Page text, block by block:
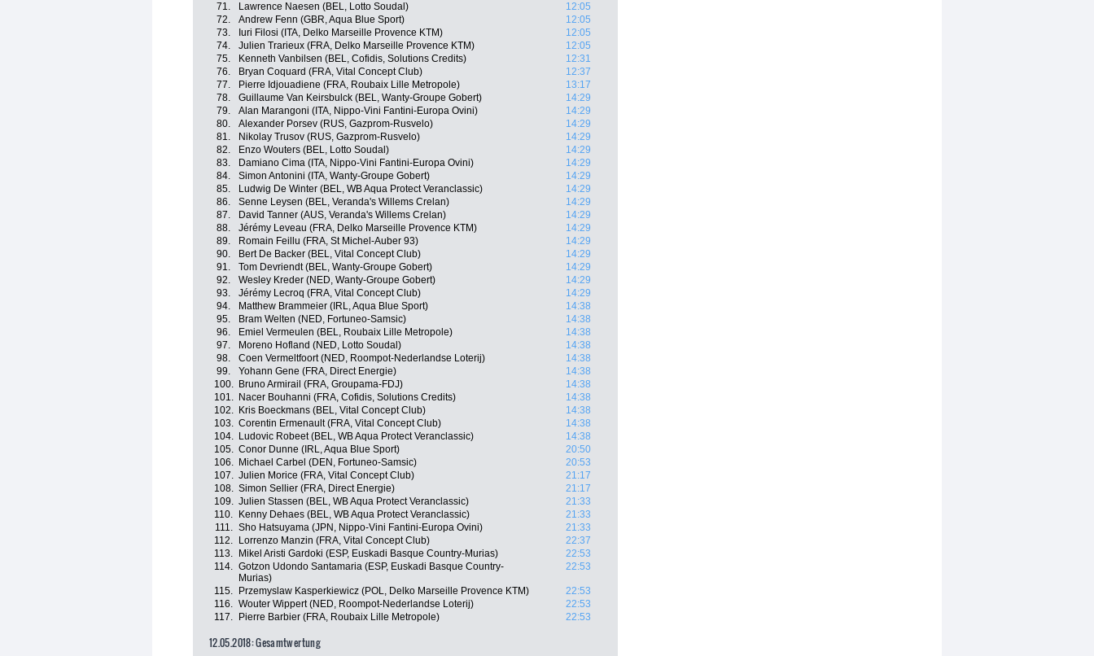
71.
Lawrence Naesen (BEL, Lotto Soudal)
12:05
72.
Andrew Fenn (GBR, Aqua Blue Sport)
12:05
73.
Iuri Filosi (ITA, Delko Marseille Provence KTM)
12:05
74.
Julien Trarieux (FRA, Delko Marseille Provence KTM)
12:05
75.
Kenneth Vanbilsen (BEL, Cofidis, Solutions Credits)
12:31
76.
Bryan Coquard (FRA, Vital Concept Club)
12:37
77.
Pierre Idjouadiene (FRA, Roubaix Lille Metropole)
13:17
78.
Guillaume Van Keirsbulck (BEL, Wanty-Groupe Gobert)
14:29
79.
Alan Marangoni (ITA, Nippo-Vini Fantini-Europa Ovini)
14:29
80.
Alexander Porsev (RUS, Gazprom-Rusvelo)
14:29
81.
Nikolay Trusov (RUS, Gazprom-Rusvelo)
14:29
82.
Enzo Wouters (BEL, Lotto Soudal)
14:29
83.
Damiano Cima (ITA, Nippo-Vini Fantini-Europa Ovini)
14:29
84.
Simon Antonini (ITA, Wanty-Groupe Gobert)
14:29
85.
Ludwig De Winter (BEL, WB Aqua Protect Veranclassic)
14:29
86.
Senne Leysen (BEL, Veranda's Willems Crelan)
14:29
87.
David Tanner (AUS, Veranda's Willems Crelan)
14:29
88.
Jérémy Leveau (FRA, Delko Marseille Provence KTM)
14:29
89.
Romain Feillu (FRA, St Michel-Auber 93)
14:29
90.
Bert De Backer (BEL, Vital Concept Club)
14:29
91.
Tom Devriendt (BEL, Wanty-Groupe Gobert)
14:29
92.
Wesley Kreder (NED, Wanty-Groupe Gobert)
14:29
93.
Jérémy Lecroq (FRA, Vital Concept Club)
14:29
94.
Matthew Brammeier (IRL, Aqua Blue Sport)
14:38
95.
Bram Welten (NED, Fortuneo-Samsic)
14:38
96.
Emiel Vermeulen (BEL, Roubaix Lille Metropole)
14:38
97.
Moreno Hofland (NED, Lotto Soudal)
14:38
98.
Coen Vermeltfoort (NED, Roompot-Nederlandse Loterij)
14:38
99.
Yohann Gene (FRA, Direct Energie)
14:38
100.
Bruno Armirail (FRA, Groupama-FDJ)
14:38
101.
Nacer Bouhanni (FRA, Cofidis, Solutions Credits)
14:38
102.
Kris Boeckmans (BEL, Vital Concept Club)
14:38
103. Corentin Ermenault (FRA, Vital Concept Club)
14:38
104.
Ludovic Robeet (BEL, WB Aqua Protect Veranclassic)
14:38
105. Conor Dunne (IRL, Aqua Blue Sport)
20:50
106.
Michael Carbel (DEN, Fortuneo-Samsic)
20:53
107. Julien Morice (FRA, Vital Concept Club)
21:17
108. Simon Sellier (FRA, Direct Energie)
21:17
109. Julien Stassen (BEL, WB Aqua Protect Veranclassic)
21:33
110.
Kenny Dehaes (BEL, WB Aqua Protect Veranclassic)
21:33
111. Sho Hatsuyama (JPN, Nippo-Vini Fantini-Europa Ovini)
21:33
112.
Lorrenzo Manzin (FRA, Vital Concept Club)
22:37
113.
Mikel Aristi Gardoki (ESP, Euskadi Basque Country-Murias)
22:53
114. Gotzon Udondo Santamaria (ESP, Euskadi Basque Country-
Murias)
22:53
115. Przemyslaw Kasperkiewicz (POL, Delko Marseille Provence KTM)
22:53
116. Wouter Wippert (NED, Roompot-Nederlandse Loterij)
22:53
117.
Pierre Barbier (FRA, Roubaix Lille Metropole) 22:53
12.05.2018: Gesamtwertung